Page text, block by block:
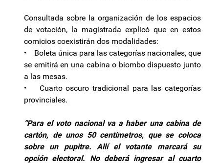
Consultada sobre la organización de los espacios
de votación, la magistrada explicó que en estos
comicios coexistirán dos modalidades:
• Boleta única para las categorías nacionales, que
se emitirá en una cabina o biombo dispuesto junto
a las mesas.
• Cuarto oscuro tradicional para las categorías
provinciales.
“Para el voto nacional va a haber una cabina de
cartón, de unos 50 centímetros, que se coloca
sobre un pupitre. Allí el votante marcará su
opción electoral. No deberá ingresar al cuarto